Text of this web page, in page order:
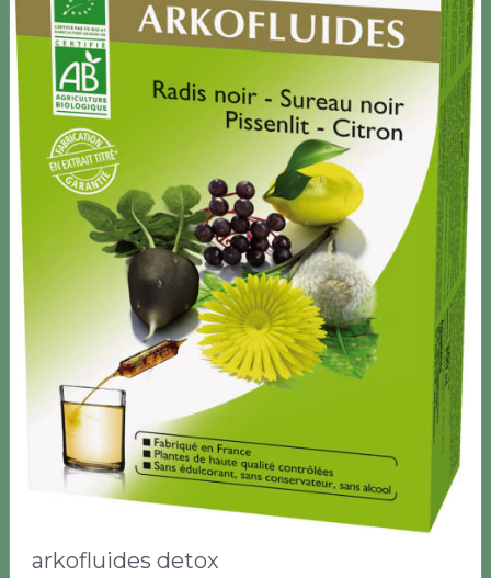
arkofluides detox